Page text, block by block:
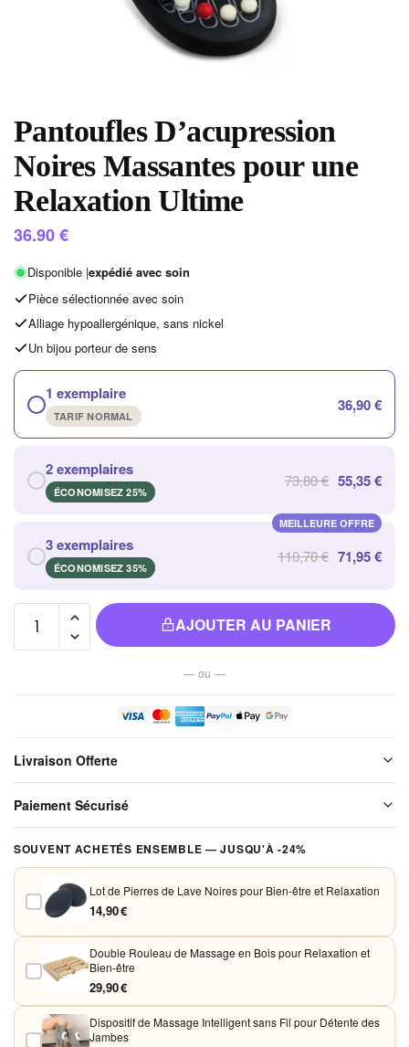
Pantoufles D’acupression
Noires Massantes pour une
Relaxation Ultime
36.90€
Disponible |expédié avec soin
Pièce sélectionnée avec soin
Alliage hypoallergénique, sans nickel
Un bijou porteur de sens
1 exemplaire
TARIF NORMAL
36,90 €
2 exemplaires
ÉCONOMISEZ 25%
73,80 € 55,35 €
MEILLEURE OFFRE
3 exemplaires
ÉCONOMISEZ 35%
110,70 € 71,95 €
quantité de
Pantoufles
Ultime
AJOUTER AU PANIER
— ou —
Livraison Offerte
soigneusement emballé avant expédition. Aucun frais de port, jamais.
Paiement Sécurisé
acceptons Visa, Mastercard, PayPal et Apple Pay. Aucune donnée
bancaire n'est conservée sur nos serveurs.
SOUVENT ACHETÉS ENSEMBLE — JUSQU'À -24%
Lot de Pierres de Lave Noires pour Bien-être et Relaxation
14,90 €
Double Rouleau de Massage en Bois pour Relaxation et
Bien-être
29,90 €
Dispositif de Massage Intelligent sans Fil pour Détente des
Jambes